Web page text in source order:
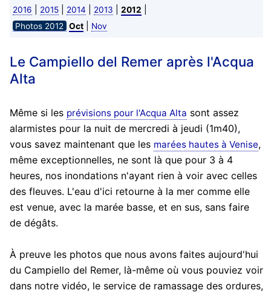
2016 2015| 2014 2013 2012
Photos 2012 Oct| Nov
Le Campiello del Remer après l'Acqua
Alta
Même si les prévisions pour l'Acqua Alta sont assez
alarmistes pour la nuit de mercredi à jeudi (1m40),
vous savez maintenant que les marées hautes à Venise,
même exceptionnelles, ne sont là que pour 3 à 4
heures, nos inondations n'ayant rien à voir avec celles
des fleuves. L'eau d'ici retourne à la mer comme elle
est venue, avec la marée basse, et en sus, sans faire
de dégâts.
À preuve les photos que nous avons faites aujourd'hui
du Campiello del Remer, là-même où vous pouviez voir
dans notre vidéo, le service de ramassage des ordures,